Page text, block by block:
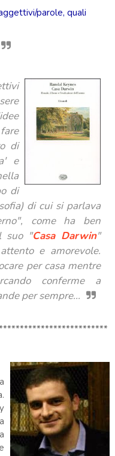
parole, quali
di
e
di
di cui si parlava
come ha ben
suo "Casa Darwin"
e amorevole.
per casa mentre
conferme a
per sempre...